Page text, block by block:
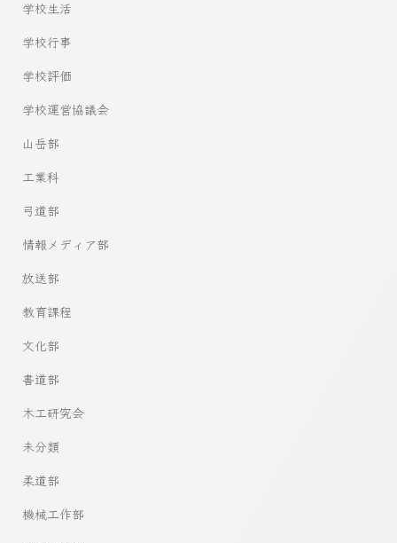
学校生活
学校行事
学校評価
学校運営協議会
山岳部
工業科
弓道部
情報メディア部
放送部
教育課程
文化部
書道部
木工研究会
未分類
柔道部
機械工作部